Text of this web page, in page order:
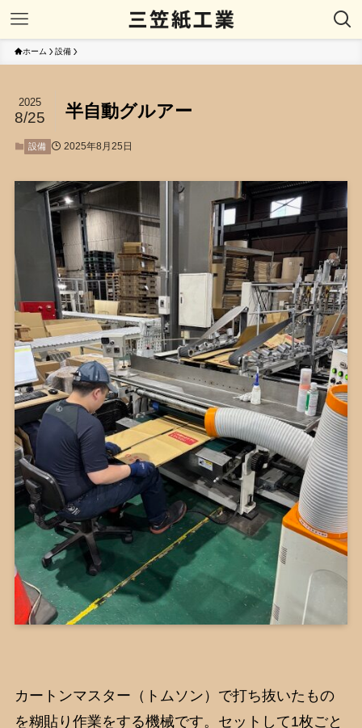
ホーム 設備
半自動グルアー
2025
8/25
設備 2025年8月25日
カートンマスター（トムソン）で打ち抜いたもの
を糊貼り作業をする機械です。セットして1枚ごと